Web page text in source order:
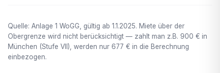
Quelle: Anlage 1 WoGG, gültig ab 1.1.2025. Miete über der
Obergrenze wird nicht berücksichtigt — zahlt man z.B. 900 € in
München (Stufe VII), werden nur 677 € in die Berechnung
einbezogen.